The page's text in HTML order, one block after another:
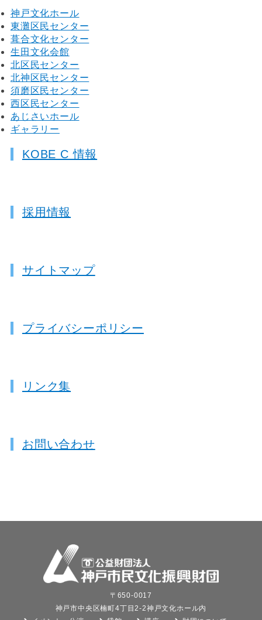
神戸文化ホール
東灘区民センター
葺合文化センター
生田文化会館
北区民センター
北神区民センター
須磨区民センター
西区民センター
あじさいホール
ギャラリー
KOBE C 情報
採用情報
サイトマップ
プライバシーポリシー
リンク集
お問い合わせ
〒650-0017
神戸市中央区楠町4丁目2-2神戸文化ホール内